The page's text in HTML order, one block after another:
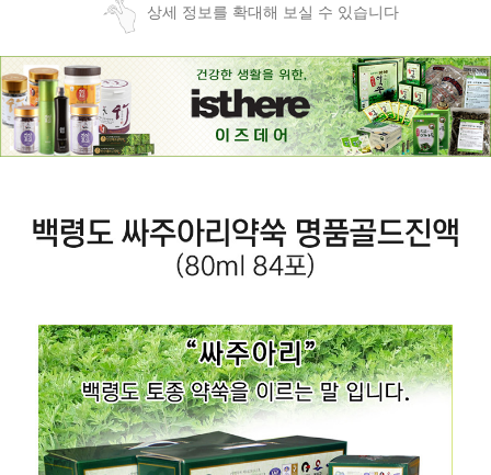
페이코 ID로
PAYCO 바로
상세 정보를 확대해 보실 수 있습니다